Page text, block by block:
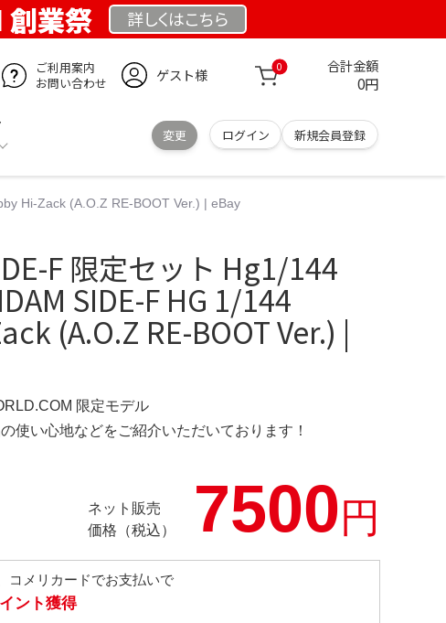
業祭 詳しくはこちら
ご利用案内
お問い合わせ
ゲスト様 0 合計金額
0円
変更 ログイン 新規会員登録
Hi-Zack (A.O.Z RE-BOOT Ver.) | eBay
F 限定セット Hg1/144
SIDE-F HG 1/144
(A.O.Z RE-BOOT Ver.) |
限定モデル
使い心地などをご紹介いただいております！
ネット販売
価格（税込）
7500円
コメリカードでお支払いで
ント獲得